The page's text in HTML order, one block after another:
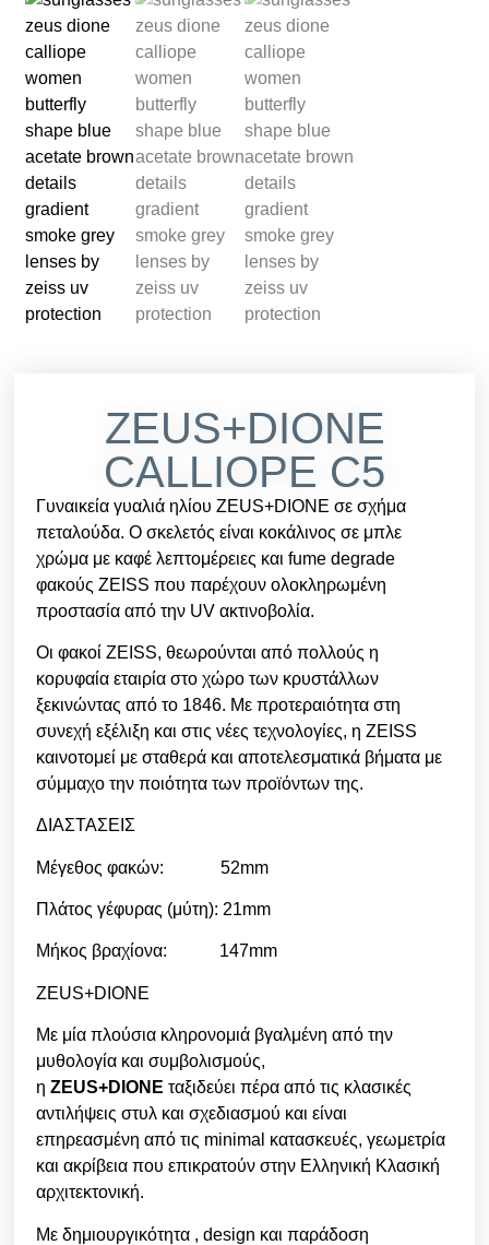
ZEUS+DIONE
CALLIOPE C5
Γυναικεία γυαλιά ηλίου ZEUS+DIONE σε σχήμα
πεταλούδα. Ο σκελετός είναι κοκάλινος σε μπλε
χρώμα με καφέ λεπτομέρειες και fume degrade
φακούς ZEISS που παρέχουν ολοκληρωμένη
προστασία από την UV ακτινοβολία.
Οι φακοί ZEISS, θεωρούνται από πολλούς η
κορυφαία εταιρία στο χώρο των κρυστάλλων
ξεκινώντας από το 1846. Με προτεραιότητα στη
συνεχή εξέλιξη και στις νέες τεχνολογίες, η ZEISS
καινοτομεί με σταθερά και αποτελεσματικά βήματα με
σύμμαχο την ποιότητα των προϊόντων της.
ΔΙΑΣΤΑΣΕΙΣ
Μέγεθος φακών: 52mm
Πλάτος γέφυρας (μύτη): 21mm
Μήκος βραχίονα: 147mm
ZEUS+DIONE
Με μία πλούσια κληρονομιά βγαλμένη από την
μυθολογία και συμβολισμούς,
ηZEUS+DIONE ταξιδεύει πέρα από τις κλασικές
αντιλήψεις στυλ και σχεδιασμού και είναι
επηρεασμένη από τις minimal κατασκευές, γεωμετρία
και ακρίβεια που επικρατούν στην Ελληνική Κλασική
αρχιτεκτονική.
Με δημιουργικότητα , design και παράδοση